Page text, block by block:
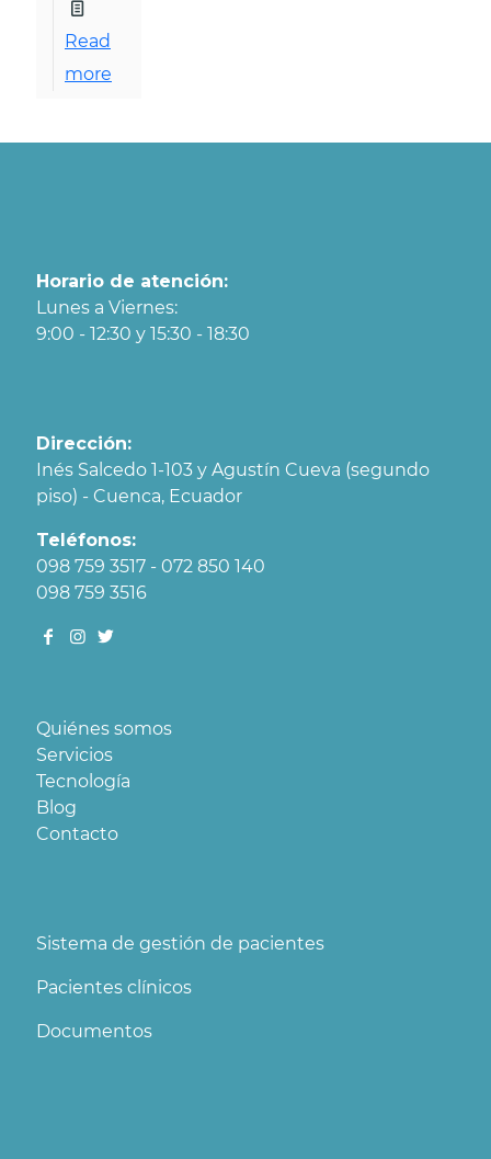
Read
more
Horario de atención:
Lunes a Viernes:
9:00 - 12:30 y 15:30 - 18:30
Dirección:
Inés Salcedo 1-103 y Agustín Cueva (segundo
piso) - Cuenca, Ecuador
Teléfonos:
098 759 3517 - 072 850 140
098 759 3516
Quiénes somos
Servicios
Tecnología
Blog
Contacto
Sistema de gestión de pacientes
Pacientes clínicos
Documentos